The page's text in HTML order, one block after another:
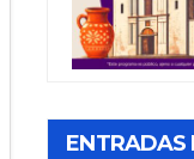
ENTRADAS